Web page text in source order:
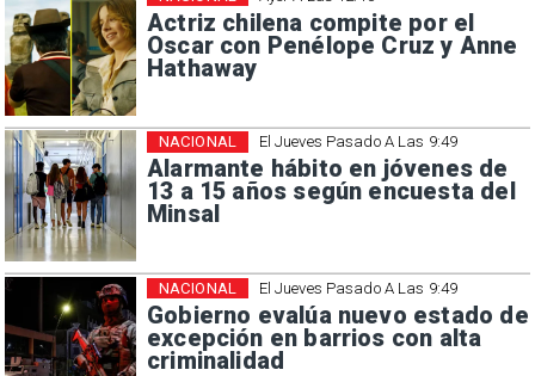
Actriz chilena compite por el
Oscar con Penélope Cruz y Anne
Hathaway
El Jueves Pasado A Las 9:49
Alarmante hábito en jóvenes de
13 a 15 años según encuesta del
Minsal
NACIONAL
El Jueves Pasado A Las 9:49
Gobierno evalúa nuevo estado de
excepción en barrios con alta
criminalidad
NACIONAL